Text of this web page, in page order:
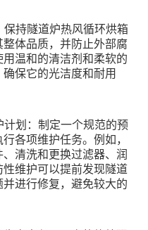
保持隧道炉热风循环烘箱
体品质，并防止外部腐
温和的清洁剂和柔软的
保它的光洁度和耐用
计划：制定一个规范的预
各项维护任务。例如，
清洗和更换过滤器、润
维护可以提前发现隧道
进行修复，避免较大的